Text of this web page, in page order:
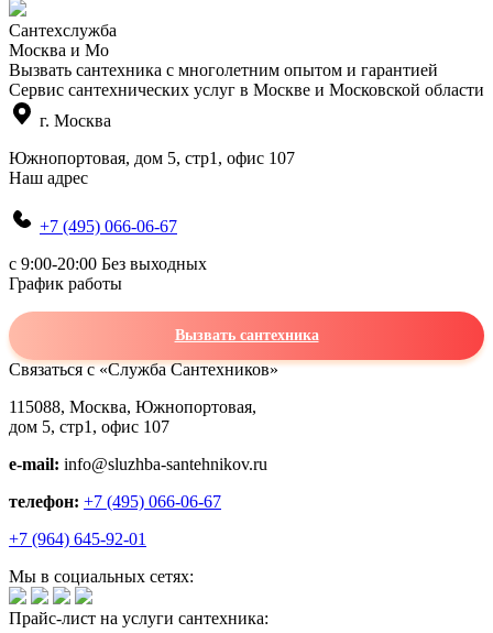
Сантехслужба
Москва и Мо
Вызвать сантехника с многолетним опытом и гарантией
Сервис сантехнических услуг в Москве и Московской области
г. Москва
Южнопортовая, дом 5, стр1, офис 107
Наш адрес
+7 (495) 066-06-67
c 9:00-20:00 Без выходных
График работы
Вызвать сантехника
Связаться с «Служба Сантехников»
115088, Москва, Южнопортовая,
дом 5, стр1, офис 107
e-mail: info@sluzhba-santehnikov.ru
телефон: +7 (495) 066-06-67
+7 (964) 645-92-01
Мы в социальных сетях:
Прайс-лист на услуги сантехника: